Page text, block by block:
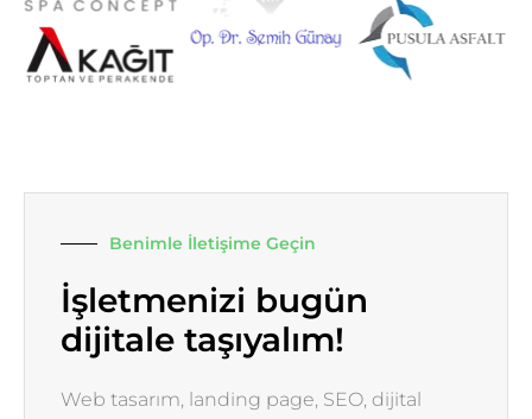
Benimle İletişime Geçin
İşletmenizi bugün
dijitale taşıyalım!
Web tasarım, landing page, SEO, dijital